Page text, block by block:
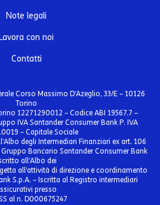
Note legali
Lavora con noi
Contatti
Corso Massimo D’Azeglio, 33/E – 10126
Torino
12271290012 – Codice ABI 19567.7 –
IVA Santander Consumer Bank P. IVA
– Capitale Sociale
degli Intermediari Finanziari ex art. 106
Bancario Santander Consumer Bank
all’Albo dei
all’attività di direzione e coordinamento
S.p.A. – Iscritta al Registro intermediari
presso
al n. D000675247